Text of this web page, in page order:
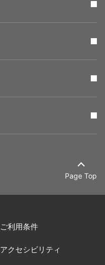
Page Top
ご利用条件
アクセシビリティ